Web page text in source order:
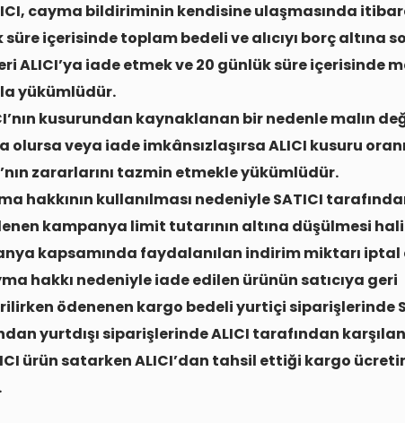
cayma bildiriminin kendisine ulaşmasında
içerisinde toplam bedeli ve alıcıyı borç altına
ALICI’ya iade etmek ve 20 günlük süre içerisinde
yükümlüdür.
kusurundan kaynaklanan bir nedenle malın
olursa veya iade imkânsızlaşırsa ALICI kusuru
zararlarını tazmin etmekle yükümlüdür.
hakkının kullanılması nedeniyle SATICI
kampanya limit tutarının altına düşülmesi
kapsamında faydalanılan indirim miktarı iptal
hakkı nedeniyle iade edilen ürünün satıcıya geri
ödenenen kargo bedeli yurtiçi siparişlerinde
yurtdışı siparişlerinde ALICI tarafından
ürün satarken ALICI’dan tahsil ettiği kargo